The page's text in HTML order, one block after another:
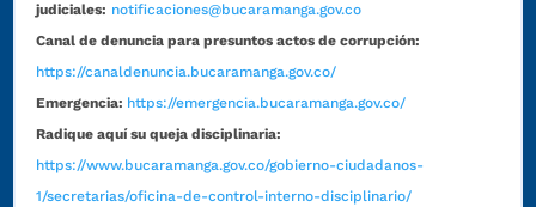
judiciales: notificaciones@bucaramanga.gov.co
Canal de denuncia para presuntos actos de corrupción:
https://canaldenuncia.bucaramanga.gov.co/
Emergencia: https://emergencia.bucaramanga.gov.co/
Radique aquí su queja disciplinaria:
https://www.bucaramanga.gov.co/gobierno-ciudadanos-
1/secretarias/oficina-de-control-interno-disciplinario/